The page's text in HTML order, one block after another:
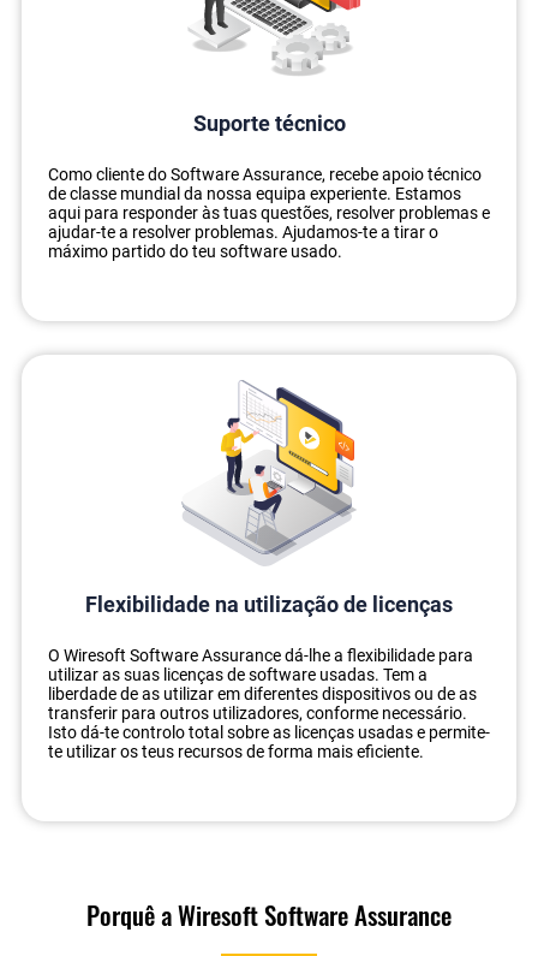
Suporte técnico
Como cliente do Software Assurance, recebe apoio técnico
de classe mundial da nossa equipa experiente. Estamos
aqui para responder às tuas questões, resolver problemas e
ajudar-te a resolver problemas. Ajudamos-te a tirar o
máximo partido do teu software usado.
Flexibilidade na utilização de licenças
O Wiresoft Software Assurance dá-lhe a flexibilidade para
utilizar as suas licenças de software usadas. Tem a
liberdade de as utilizar em diferentes dispositivos ou de as
transferir para outros utilizadores, conforme necessário.
Isto dá-te controlo total sobre as licenças usadas e permite-
te utilizar os teus recursos de forma mais eficiente.
Porquê a Wiresoft Software Assurance